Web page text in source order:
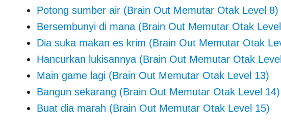
Potong sumber air (Brain Out Memutar Otak Level 8)
Bersembunyi di mana (Brain Out Memutar Otak
Dia suka makan es krim (Brain Out Memutar Otak
Hancurkan lukisannya (Brain Out Memutar Otak
Main game lagi (Brain Out Memutar Otak Level 13)
Bangun sekarang (Brain Out Memutar Otak Level 14)
Buat dia marah (Brain Out Memutar Otak Level 15)